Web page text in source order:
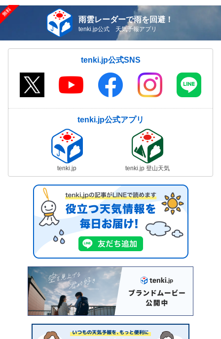
雨雲レーダーで雨を回避！
tenki.jp公式 天気予報アプリ
tenki.jp公式SNS
tenki.jp公式アプリ
tenki.jp tenki.jp 登山天気